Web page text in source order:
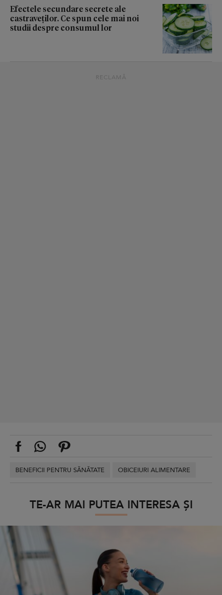
Efectele secundare secrete ale
castraveților. Ce spun cele mai noi
studii despre consumul lor
RECLAMĂ
BENEFICII PENTRU SĂNĂTATE OBICEIURI ALIMENTARE
TE-AR MAI PUTEA INTERESA ȘI